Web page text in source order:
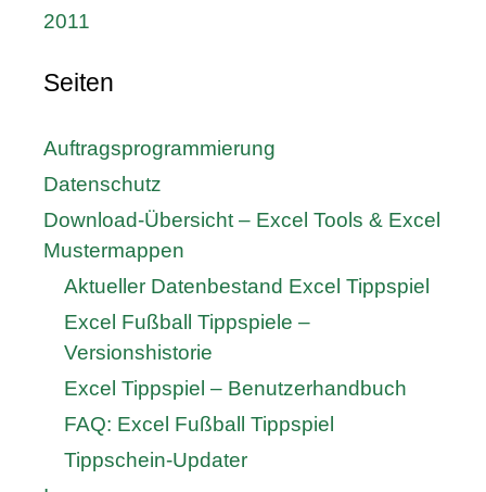
2011
Seiten
Auftragsprogrammierung
Datenschutz
Download-Übersicht – Excel Tools & Excel
Mustermappen
Aktueller Datenbestand Excel Tippspiel
Excel Fußball Tippspiele –
Versionshistorie
Excel Tippspiel – Benutzerhandbuch
FAQ: Excel Fußball Tippspiel
Tippschein-Updater